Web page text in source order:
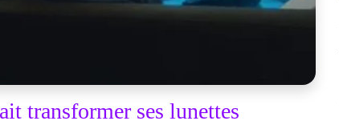
transformer ses lunettes